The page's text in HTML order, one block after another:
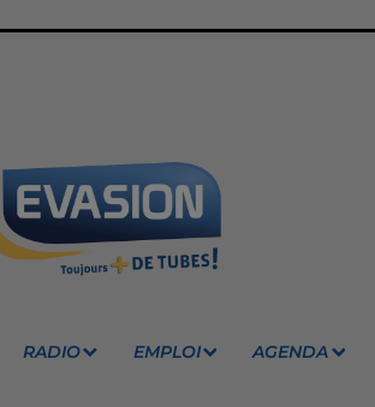
RADIO EMPLOI AGENDA